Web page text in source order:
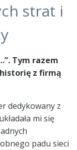
strat i
Tym razem
z firmą
dedykowany z
mi się
padu sieci